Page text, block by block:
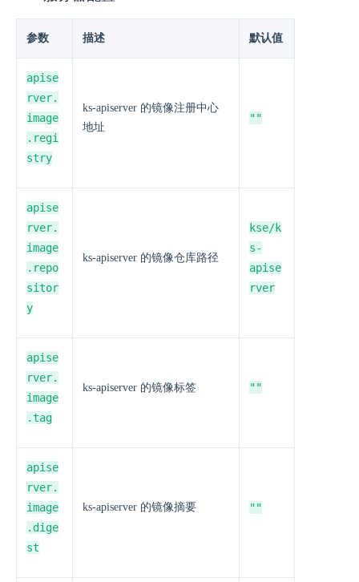
参数 描述 默认值
apise
rver.
image
.regi
stry
ks-apiserver 的镜像注册中心
地址
""
apise
rver.
image
.repo
sitor
y
ks-apiserver 的镜像仓库路径
kse/k
s-
apise
rver
apise
rver.
image
.tag
ks-apiserver 的镜像标签 ""
apise
rver.
image
.dige
st
ks-apiserver 的镜像摘要 ""